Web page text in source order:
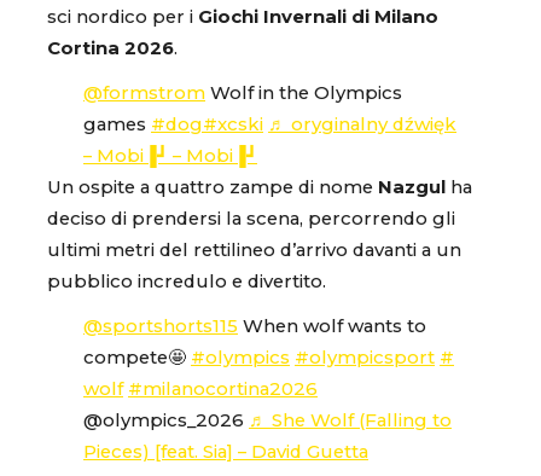
sci nordico per i Giochi Invernali di Milano
Cortina 2026.
@formstrom Wolf in the Olympics
games #dog#xcski ♬ oryginalny dźwięk
– Mobi▐┛ – Mobi▐┛
Un ospite a quattro zampe di nome Nazgul ha
deciso di prendersi la scena, percorrendo gli
ultimi metri del rettilineo d’arrivo davanti a un
pubblico incredulo e divertito.
@sportshorts115 When wolf wants to
compete🤩 #olympics #olympicsport #
wolf #milanocortina2026
@olympics_2026 ♬ She Wolf (Falling to
Pieces) [feat. Sia] – David Guetta